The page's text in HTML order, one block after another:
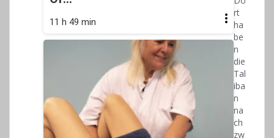
11 h 49 min
rt
ha
be
n
die
Tal
iba
n
na
ch
zw